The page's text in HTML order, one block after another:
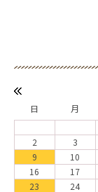
日 月
2
3
9
10
16
17
23
24